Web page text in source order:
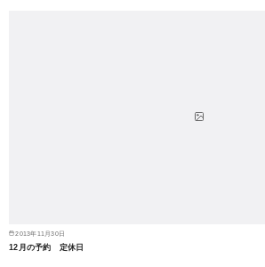
2013年11月30日
12月の予約 定休日